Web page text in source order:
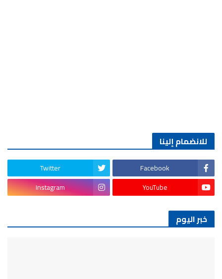
للانضمام إلينا
Facebook
Twitter
YouTube
Instagram
خبر اليوم